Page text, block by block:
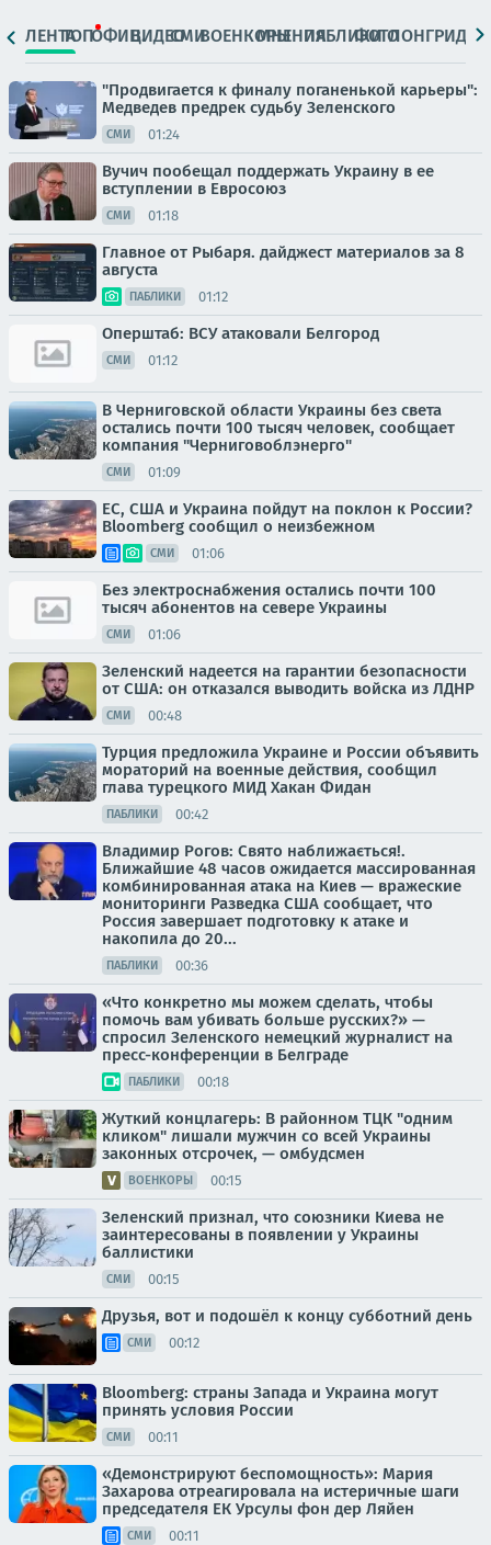
ЛЕНТАТОПОФИЦ.ВИДЕОСМИВОЕНКОРЫМНЕНИЯПАБЛИКИ
ФОТОЛОНГРИДЫ
"Продвигается к финалу поганенькой карьеры":
Медведев предрек судьбу Зеленского
СМИ 01:24
Вучич пообещал поддержать Украину в ее
вступлении в Евросоюз
СМИ 01:18
Главное от Рыбаря. дайджест материалов за 8
августа
ПАБЛИКИ 01:12
Оперштаб: ВСУ атаковали Белгород
СМИ 01:12
В Черниговской области Украины без света
остались почти 100 тысяч человек, сообщает
компания "Черниговоблэнерго"
СМИ 01:09
ЕС, США и Украина пойдут на поклон к России?
Bloomberg сообщил о неизбежном
СМИ 01:06
Без электроснабжения остались почти 100
тысяч абонентов на севере Украины
СМИ 01:06
Зеленский надеется на гарантии безопасности
от США: он отказался выводить войска из ЛДНР
СМИ 00:48
Турция предложила Украине и России объявить
мораторий на военные действия, сообщил
глава турецкого МИД Хакан Фидан
ПАБЛИКИ 00:42
Владимир Рогов: Свято наближається!.
Ближайшие 48 часов ожидается массированная
комбинированная атака на Киев — вражеские
мониторинги Разведка США сообщает, что
Россия завершает подготовку к атаке и
накопила до 20...
ПАБЛИКИ 00:36
«Что конкретно мы можем сделать, чтобы
помочь вам убивать больше русских?» —
спросил Зеленского немецкий журналист на
пресс-конференции в Белграде
ПАБЛИКИ 00:18
Жуткий концлагерь: В районном ТЦК "одним
кликом" лишали мужчин со всей Украины
законных отсрочек, — омбудсмен
ВОЕНКОРЫ 00:15
Зеленский признал, что союзники Киева не
заинтересованы в появлении у Украины
баллистики
СМИ 00:15
Друзья, вот и подошёл к концу субботний день
СМИ 00:12
Bloomberg: страны Запада и Украина могут
принять условия России
СМИ 00:11
«Демонстрируют беспомощность»: Мария
Захарова отреагировала на истеричные шаги
председателя ЕК Урсулы фон дер Ляйен
СМИ 00:11